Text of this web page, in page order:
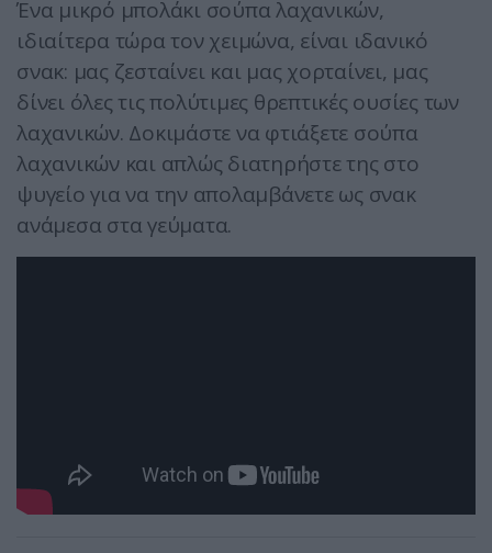
Ένα μικρό μπολάκι σούπα λαχανικών,
ιδιαίτερα τώρα τον χειμώνα, είναι ιδανικό
σνακ: μας ζεσταίνει και μας χορταίνει, μας
δίνει όλες τις πολύτιμες θρεπτικές ουσίες των
λαχανικών. Δοκιμάστε να φτιάξετε σούπα
λαχανικών και απλώς διατηρήστε της στο
ψυγείο για να την απολαμβάνετε ως σνακ
ανάμεσα στα γεύματα.